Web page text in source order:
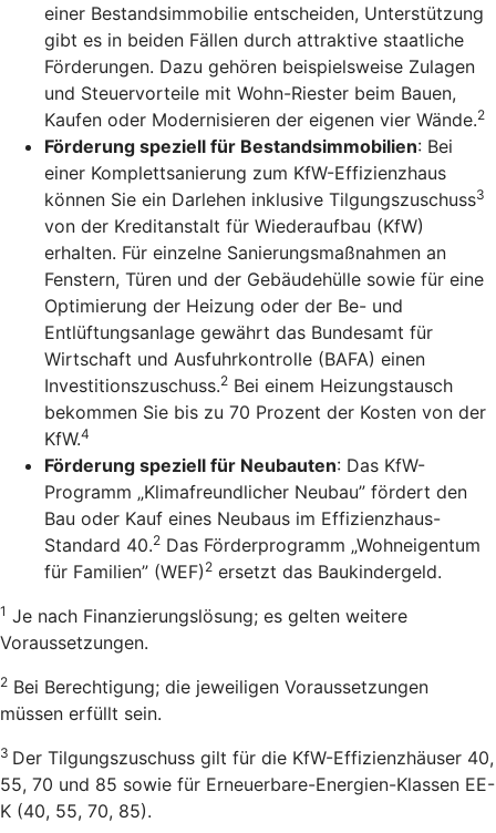
einer Bestandsimmobilie entscheiden, Unterstützung
gibt es in beiden Fällen durch attraktive staatliche
Förderungen. Dazu gehören beispielsweise Zulagen
und Steuervorteile mit Wohn-Riester beim Bauen,
Kaufen oder Modernisieren der eigenen vier Wände.2
Förderung speziell für Bestandsimmobilien: Bei
einer Komplettsanierung zum KfW-Effizienzhaus
können Sie ein Darlehen inklusive Tilgungszuschuss3
von der Kreditanstalt für Wiederaufbau (KfW)
erhalten. Für einzelne Sanierungsmaßnahmen an
Fenstern, Türen und der Gebäudehülle sowie für eine
Optimierung der Heizung oder der Be- und
Entlüftungsanlage gewährt das Bundesamt für
Wirtschaft und Ausfuhrkontrolle (BAFA) einen
Investitionszuschuss.2 Bei einem Heizungstausch
bekommen Sie bis zu 70 Prozent der Kosten von der
KfW.4
Förderung speziell für Neubauten: Das KfW-
Programm „Klimafreundlicher Neubau” fördert den
Bau oder Kauf eines Neubaus im Effizienzhaus-
Standard 40.2 Das Förderprogramm „Wohneigentum
für Familien” (WEF) 2 ersetzt das Baukindergeld.
1 Je nach Finanzierungslösung; es gelten weitere
Voraussetzungen.
2 Bei Berechtigung; die jeweiligen Voraussetzungen
müssen erfüllt sein.
3 Der Tilgungszuschuss gilt für die KfW-Effizienzhäuser 40,
55, 70 und 85 sowie für Erneuerbare-Energien-Klassen EE-
K (40, 55, 70, 85).